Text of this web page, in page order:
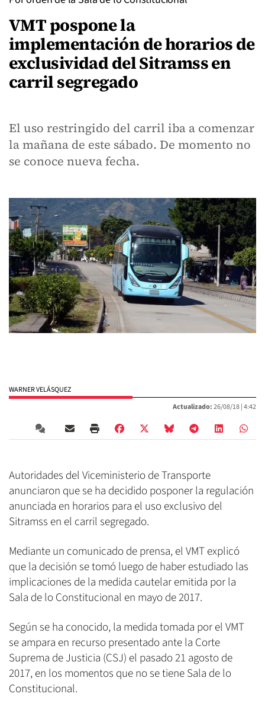
VMT pospone la
implementación de horarios de
exclusividad del Sitramss en
carril segregado
El uso restringido del carril iba a comenzar
la mañana de este sábado. De momento no
se conoce nueva fecha.
WARNER VELÁSQUEZ
Actualizado:26/08/18 |4:42
Autoridades del Viceministerio de Transporte
anunciaron que se ha decidido posponer la regulación
anunciada en horarios para el uso exclusivo del
Sitramss en el carril segregado.
Mediante un comunicado de prensa, el VMT explicó
que la decisión se tomó luego de haber estudiado las
implicaciones de la medida cautelar emitida por la
Sala de lo Constitucional en mayo de 2017.
Según se ha conocido, la medida tomada por el VMT
se ampara en recurso presentado ante la Corte
Suprema de Justicia (CSJ) el pasado 21 agosto de
2017, en los momentos que no se tiene Sala de lo
Constitucional.